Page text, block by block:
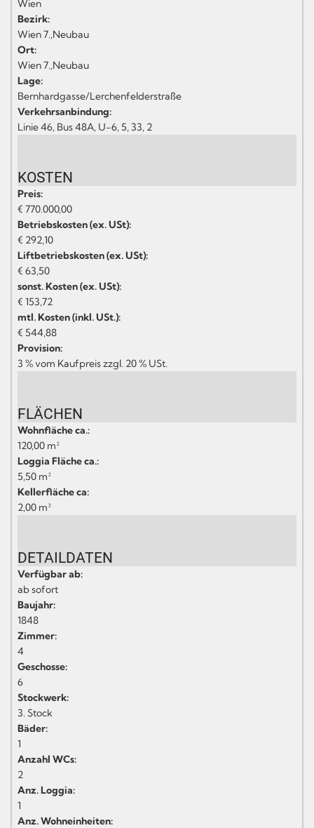
Wien
Bezirk:
Wien 7.,Neubau
Ort:
Wien 7.,Neubau
Lage:
Bernhardgasse/Lerchenfelderstraße
Verkehrsanbindung:
Linie 46, Bus 48A, U-6, 5, 33, 2
KOSTEN
Preis:
€ 770.000,00
Betriebskosten (ex. USt):
€ 292,10
Liftbetriebskosten (ex. USt):
€ 63,50
sonst. Kosten (ex. USt):
€ 153,72
mtl. Kosten (inkl. USt.):
€ 544,88
Provision:
3 % vom Kaufpreis zzgl. 20 % USt.
FLÄCHEN
Wohnfläche ca.:
120,00 m²
Loggia Fläche ca.:
5,50 m²
Kellerfläche ca:
2,00 m²
DETAILDATEN
Verfügbar ab:
ab sofort
Baujahr:
1848
Zimmer:
4
Geschosse:
6
Stockwerk:
3. Stock
Bäder:
1
Anzahl WCs:
2
Anz. Loggia:
1
Anz. Wohneinheiten: